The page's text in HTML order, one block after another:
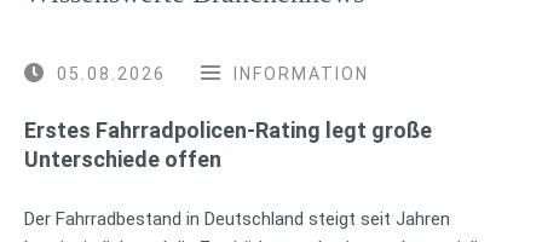
05.08.2026 INFORMATION
Erstes Fahrradpolicen-Rating legt große
Unterschiede offen
Der Fahrradbestand in Deutschland steigt seit Jahren